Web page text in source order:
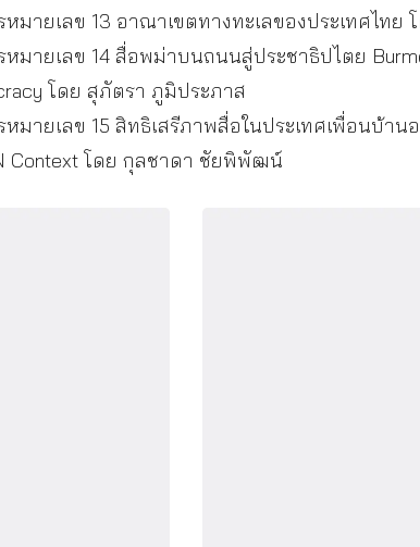
หมายเลข 13 อาณาเขตทางทะเลของประเทศไทย
หมายเลข 14 สื่อพม่าบนถนนสู่ประชาธิปไตย
โดย สุภัตรา ภูมิประภาส
หมายเลข 15 สิทธิเสรีภาพสื่อในประเทศเพื่อนบ้าน
Context โดย กุลชาดา ชัยพิพัฒน์